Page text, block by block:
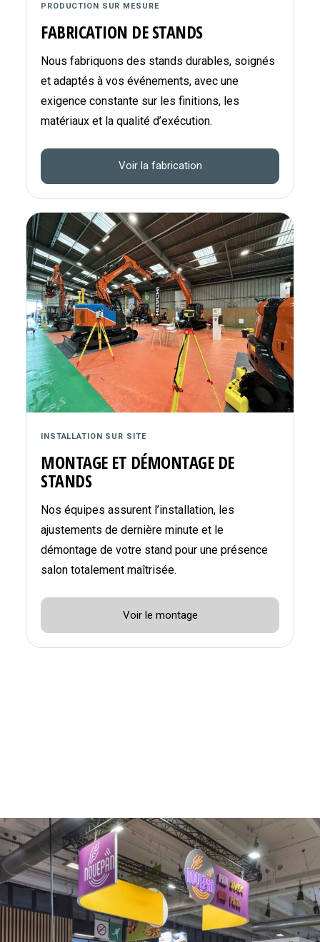
PRODUCTION SUR MESURE
FABRICATION DE STANDS
Nous fabriquons des stands durables, soignés
et adaptés à vos événements, avec une
exigence constante sur les finitions, les
matériaux et la qualité d’exécution.
Voir la fabrication
INSTALLATION SUR SITE
MONTAGE ET DÉMONTAGE DE
STANDS
Nos équipes assurent l’installation, les
ajustements de dernière minute et le
démontage de votre stand pour une présence
salon totalement maîtrisée.
Voir le montage